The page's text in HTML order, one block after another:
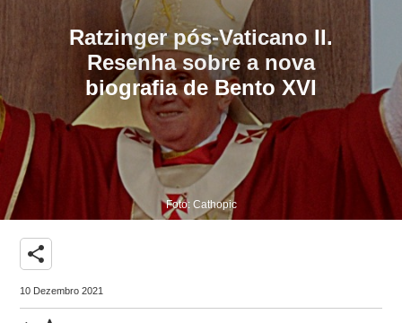
Ratzinger pós-Vaticano II.
Resenha sobre a nova
biografia de Bento XVI
Foto: Cathopic
share
10 Dezembro 2021